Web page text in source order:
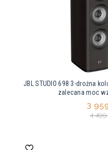
JBL STUDIO 698 3-drożna
zalecana moc
3
4